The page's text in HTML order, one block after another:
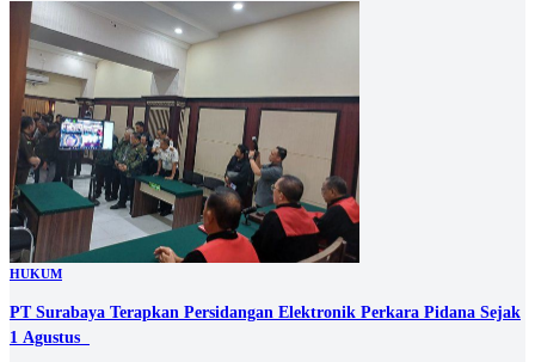
HUKUM
PT Surabaya Terapkan Persidangan Elektronik Perkara Pidana Sejak
1 Agustus